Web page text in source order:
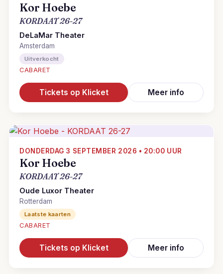
Kor Hoebe
KORDAAT 26-27
DeLaMar Theater
Amsterdam
Uitverkocht
CABARET
Tickets op Klicket Meer info
DONDERDAG 3 SEPTEMBER 2026 • 20:00 UUR
Kor Hoebe
KORDAAT 26-27
Oude Luxor Theater
Rotterdam
Laatste kaarten
CABARET
Tickets op Klicket Meer info